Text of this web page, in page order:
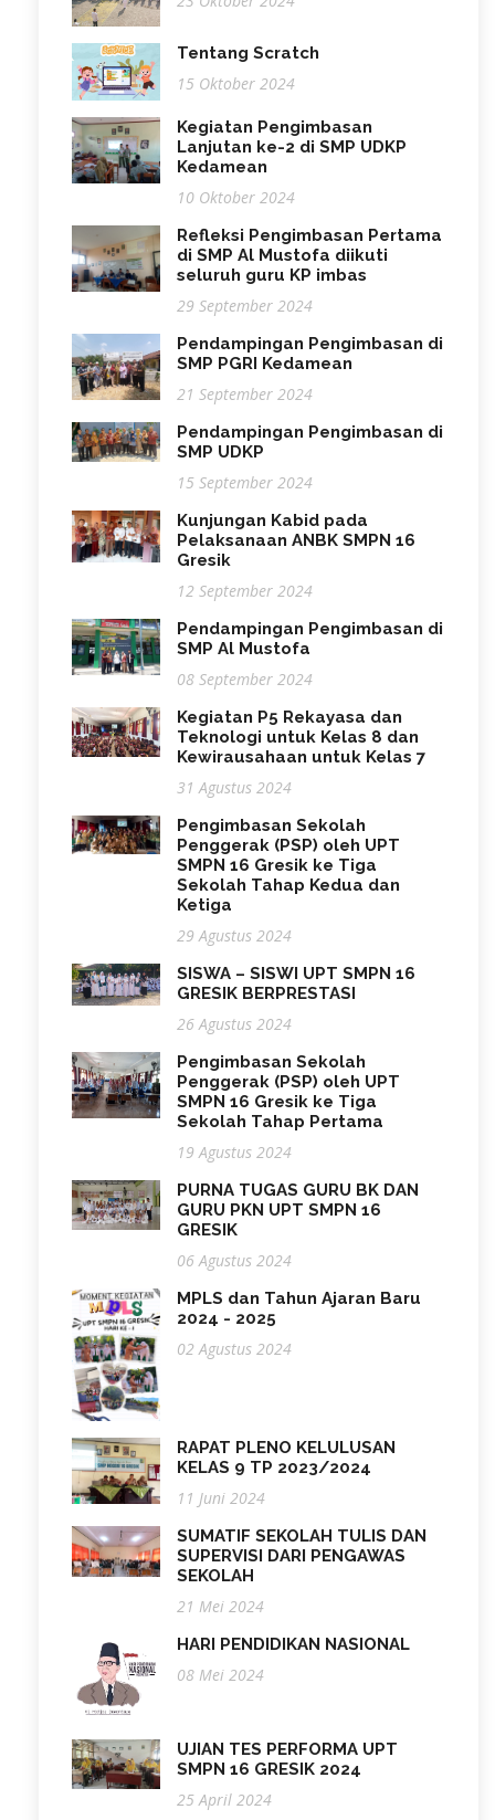
Tentang Scratch
15 Oktober 2024
Kegiatan Pengimbasan
Lanjutan ke-2 di SMP UDKP
Kedamean
10 Oktober 2024
Refleksi Pengimbasan Pertama
di SMP Al Mustofa diikuti
seluruh guru KP imbas
29 September 2024
Pendampingan Pengimbasan di
SMP PGRI Kedamean
21 September 2024
Pendampingan Pengimbasan di
SMP UDKP
15 September 2024
Kunjungan Kabid pada
Pelaksanaan ANBK SMPN 16
Gresik
12 September 2024
Pendampingan Pengimbasan di
SMP Al Mustofa
08 September 2024
Kegiatan P5 Rekayasa dan
Teknologi untuk Kelas 8 dan
Kewirausahaan untuk Kelas 7
31 Agustus 2024
Pengimbasan Sekolah
Penggerak (PSP) oleh UPT
SMPN 16 Gresik ke Tiga
Sekolah Tahap Kedua dan
Ketiga
29 Agustus 2024
SISWA – SISWI UPT SMPN 16
GRESIK BERPRESTASI
26 Agustus 2024
Pengimbasan Sekolah
Penggerak (PSP) oleh UPT
SMPN 16 Gresik ke Tiga
Sekolah Tahap Pertama
19 Agustus 2024
PURNA TUGAS GURU BK DAN
GURU PKN UPT SMPN 16
GRESIK
06 Agustus 2024
MPLS dan Tahun Ajaran Baru
2024 - 2025
02 Agustus 2024
RAPAT PLENO KELULUSAN
KELAS 9 TP 2023/2024
11 Juni 2024
SUMATIF SEKOLAH TULIS DAN
SUPERVISI DARI PENGAWAS
SEKOLAH
21 Mei 2024
HARI PENDIDIKAN NASIONAL
08 Mei 2024
UJIAN TES PERFORMA UPT
SMPN 16 GRESIK 2024
25 April 2024